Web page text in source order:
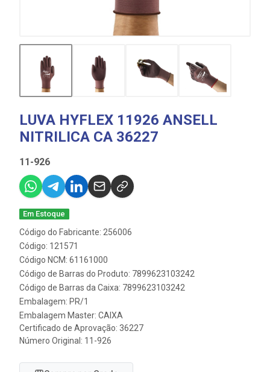
LUVA HYFLEX 11926 ANSELL
NITRILICA CA 36227
11-926
Em Estoque
Código do Fabricante: 256006
Código: 121571
Código NCM: 61161000
Código de Barras do Produto: 7899623103242
Código de Barras da Caixa: 7899623103242
Embalagem: PR/1
Embalagem Master: CAIXA
Certificado de Aprovação: 36227
Número Original: 11-926